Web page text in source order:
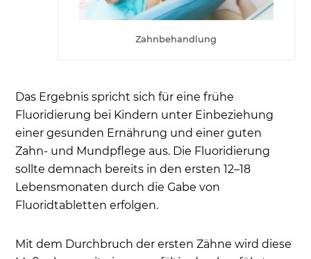
Zahnbehandlung
Das Ergebnis spricht sich für eine frühe
Fluoridierung bei Kindern unter Einbeziehung
einer gesunden Ernährung und einer guten
Zahn- und Mundpflege aus. Die Fluoridierung
sollte demnach bereits in den ersten 12–18
Lebensmonaten durch die Gabe von
Fluoridtabletten erfolgen.
Mit dem Durchbruch der ersten Zähne wird diese